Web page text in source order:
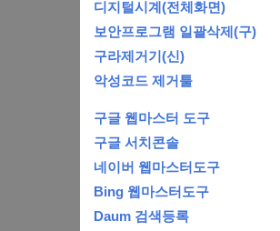
디지털시계(전체화면)
보안프로그램 일괄삭제(구)
구라제거기(신)
악성코드 제거툴
구글 웹마스터 도구
구글 서치콘솔
네이버 웹마스터도구
Bing 웹마스터도구
Daum 검색등록